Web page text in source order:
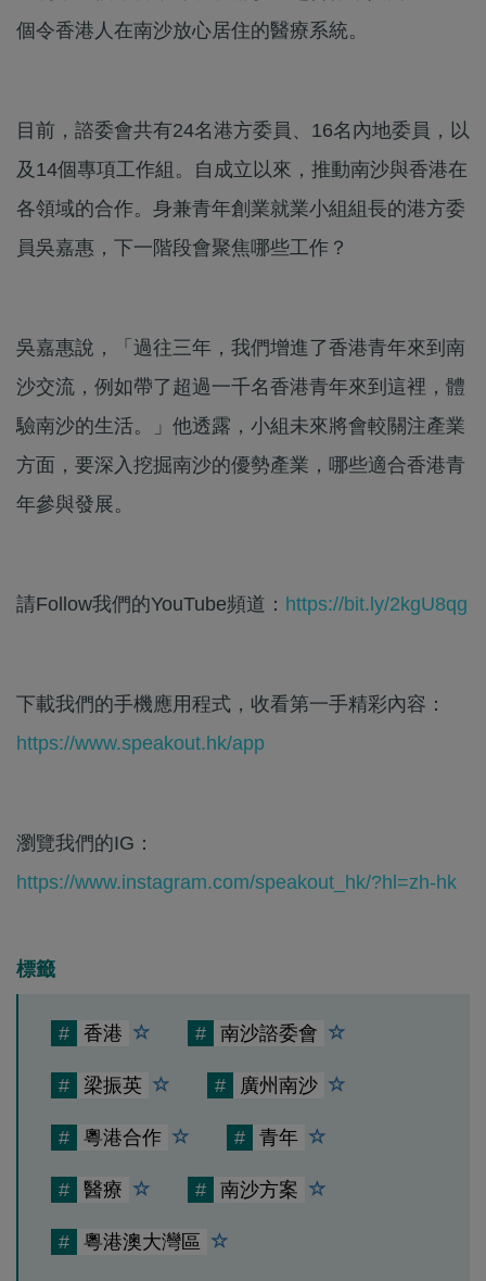
個令香港人在南沙放心居住的醫療系統。
目前，諮委會共有24名港方委員、16名內地委員，以
及14個專項工作組。自成立以來，推動南沙與香港在
各領域的合作。身兼青年創業就業小組組長的港方委
員吳嘉惠，下一階段會聚焦哪些工作？
吳嘉惠說，「過往三年，我們增進了香港青年來到南
沙交流，例如帶了超過一千名香港青年來到這裡，體
驗南沙的生活。」他透露，小組未來將會較關注產業
方面，要深入挖掘南沙的優勢產業，哪些適合香港青
年參與發展。
請Follow我們的YouTube頻道： https://bit.ly/2kgU8qg
下載我們的手機應用程式，收看第一手精彩內容：
https://www.speakout.hk/app
瀏覽我們的IG：
https://www.instagram.com/speakout_hk/?hl=zh-hk
標籤
# 香港 # 南沙諮委會
# 梁振英 # 廣州南沙
# 粵港合作 # 青年
# 醫療 # 南沙方案
# 粵港澳大灣區